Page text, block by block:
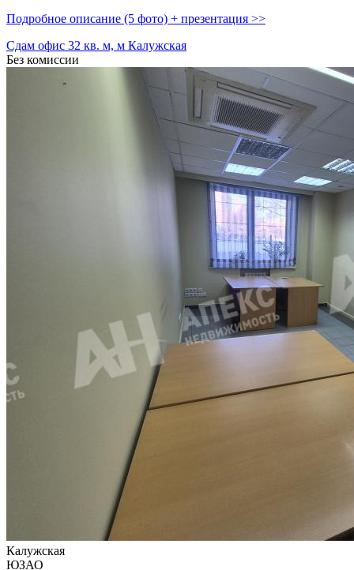
Подробное описание (5 фото) + презентация >>
Сдам офис 32 кв. м, м Калужская
Без комиссии
Калужская
ЮЗАО